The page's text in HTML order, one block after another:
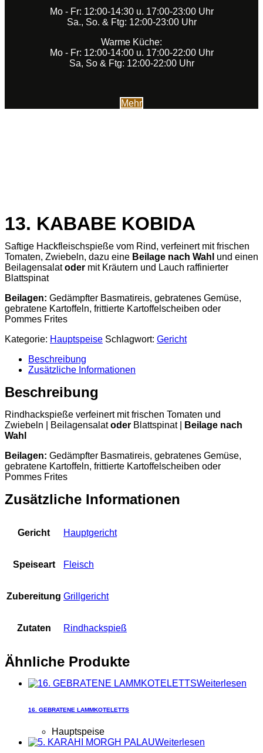
Mo - Fr: 12:00-14:30 u. 17:00-23:00 Uhr
Sa., So. & Ftg: 12:00-23:00 Uhr
Warme Küche:
Mo - Fr: 12:00-14:00 u. 17:00-22:00 Uhr
Sa, So & Ftg: 12:00-22:00 Uhr
Mehr
13. KABABE KOBIDA
Saftige Hackfleischspieße vom Rind, verfeinert mit frischen
Tomaten, Zwiebeln, dazu eine Beilage nach Wahl und einen
Beilagensalatoder mit Kräutern und Lauch raffinierter
Blattspinat
Beilagen: Gedämpfter Basmatireis, gebratenes Gemüse,
gebratene Kartoffeln, frittierte Kartoffelscheiben oder
Pommes Frites
Kategorie: Hauptspeise Schlagwort: Gericht
Beschreibung
Zusätzliche Informationen
Beschreibung
Rindhackspieße verfeinert mit frischen Tomaten und
Zwiebeln | Beilagensalatoder Blattspinat |
Beilage nach
Wahl
Beilagen: Gedämpfter Basmatireis, gebratenes Gemüse,
gebratene Kartoffeln, frittierte Kartoffelscheiben oder
Pommes Frites
Zusätzliche Informationen
Gericht Hauptgericht
Speiseart Fleisch
Zubereitung Grillgericht
Zutaten Rindhackspieß
Ähnliche Produkte
Weiterlesen
16. GEBRATENE LAMMKOTELETTS
Hauptspeise
Weiterlesen